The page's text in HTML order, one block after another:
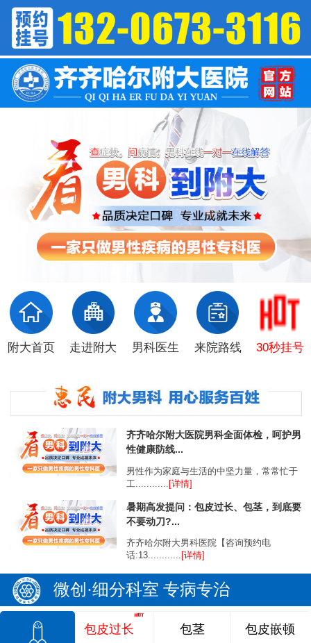
附大首页 走进附大 男科医生 来院路线 30秒挂号
齐齐哈尔附大医院男科全面体检，呵护男
性健康防线...
男性作为家庭与生活的中坚力量，常常忙于
工............
[详情]
暑期高发提问：包皮过长、包茎，到底要
不要动刀?...
齐齐哈尔附大男科医院【咨询预约电
话:13............ [详情]
微创·细分科室 专病专治
包皮过长 包茎 包皮嵌顿